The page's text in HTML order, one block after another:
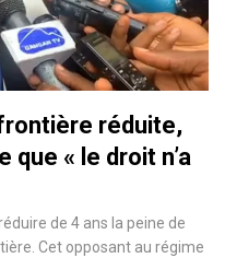
réduite,
« le droit n’a
de 4 ans la peine de
Cet opposant au régime